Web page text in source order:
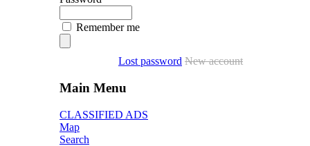
Remember me
Lost password New account
Main Menu
CLASSIFIED ADS
Map
Search